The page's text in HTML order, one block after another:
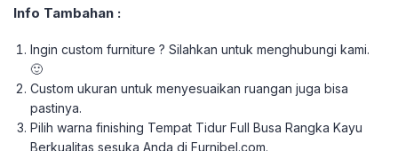
Info Tambahan :
Ingin custom furniture ? Silahkan untuk menghubungi kami.
🙂
Custom ukuran untuk menyesuaikan ruangan juga bisa
pastinya.
Pilih warna finishing Tempat Tidur Full Busa Rangka Kayu
Berkualitas sesuka Anda di Furnibel.com.